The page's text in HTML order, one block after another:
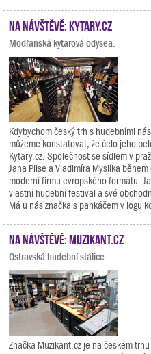
Na návštěvě: Kytary.cz
Modřanská kytarová odysea.
Kdybychom český trh s hudebními
můžeme konstatovat, že čelo jeho
Kytary.cz. Společnost se sídlem v
Jana Pilse a Vladimíra Myslíka
moderní firmu evropského formátu.
vlastní hudební festival a své
Má u nás značka s pankáčem v logu
Na návštěvě: Muzikant.cz
Ostravská hudební stálice.
Značka Muzikant.cz je na českém